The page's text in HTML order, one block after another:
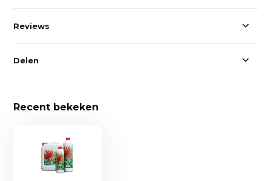
Reviews
Delen
Recent bekeken